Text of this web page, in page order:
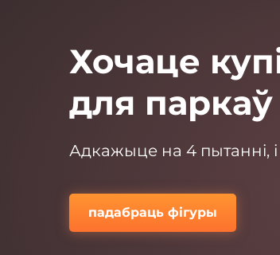
Хочаце
для паркаў
Адкажыце на 4
падабраць фігуры